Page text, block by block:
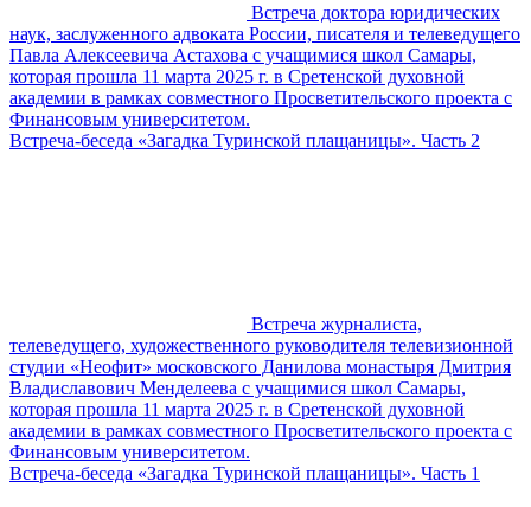
Встреча доктора юридических
наук, заслуженного адвоката России, писателя и телеведущего
Павла Алексеевича Астахова с учащимися школ Самары,
которая прошла 11 марта 2025 г. в Сретенской духовной
академии в рамках совместного Просветительского проекта с
Финансовым университетом.
Встреча-беседа «Загадка Туринской плащаницы». Часть 2
Встреча журналиста,
телеведущего, художественного руководителя телевизионной
студии «Неофит» московского Данилова монастыря Дмитрия
Владиславович Менделеева с учащимися школ Самары,
которая прошла 11 марта 2025 г. в Сретенской духовной
академии в рамках совместного Просветительского проекта с
Финансовым университетом.
Встреча-беседа «Загадка Туринской плащаницы». Часть 1